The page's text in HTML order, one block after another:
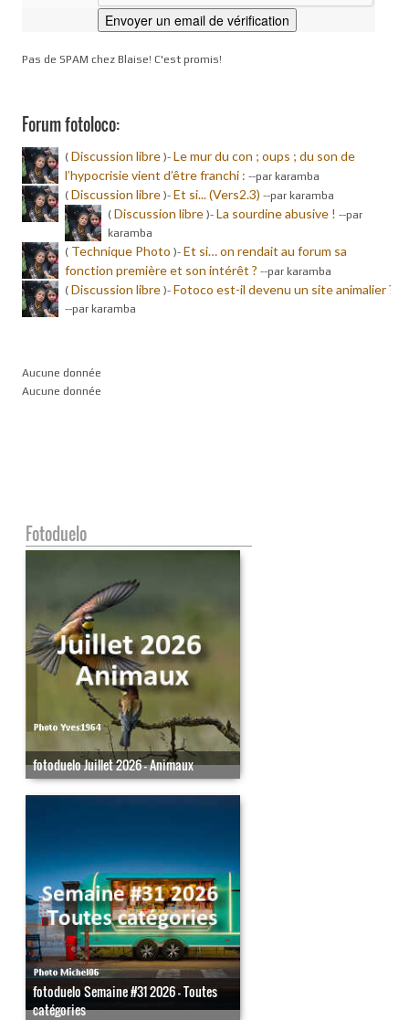
Pas de SPAM chez Blaise! C'est promis!
Forum fotoloco:
( Discussion libre )- Le mur du con ; oups ; du son de
l’hypocrisie vient d’être franchi : --par karamba
( Discussion libre )- Et si... (Vers2.3) --par karamba
( Discussion libre )- La sourdine abusive ! --par
karamba
( Technique Photo )- Et si… on rendait au forum sa
fonction première et son intérêt ? --par karamba
( Discussion libre )- Fotoco est-il devenu un site animalier ?
--par karamba
Aucune donnée
Aucune donnée
Fotoduelo
fotoduelo Juillet 2026 - Animaux
fotoduelo Semaine #31 2026 - Toutes
catégories